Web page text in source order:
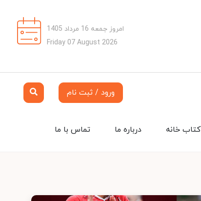
امروز جمعه 16 مرداد 1405
Friday 07 August 2026
ورود / ثبت نام
تماس با ما درباره ما کتاب خانه